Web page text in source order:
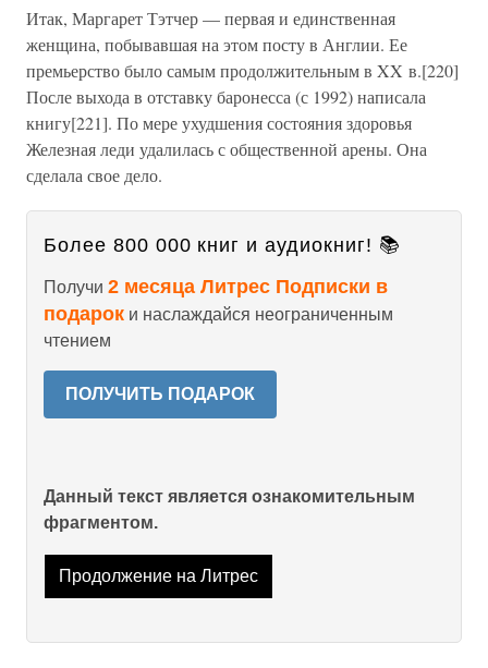
Итак, Маргарет Тэтчер — первая и единственная
женщина, побывавшая на этом посту в Англии. Ее
премьерство было самым продолжительным в XX в.[220]
После выхода в отставку баронесса (с 1992) написала
книгу[221]. По мере ухудшения состояния здоровья
Железная леди удалилась с общественной арены. Она
сделала свое дело.
Более 800 000 книг и аудиокниг! 📚
Получи 2 месяца Литрес Подписки в
подарок и наслаждайся неограниченным
чтением
ПОЛУЧИТЬ ПОДАРОК
Данный текст является ознакомительным
фрагментом.
Продолжение на Литрес